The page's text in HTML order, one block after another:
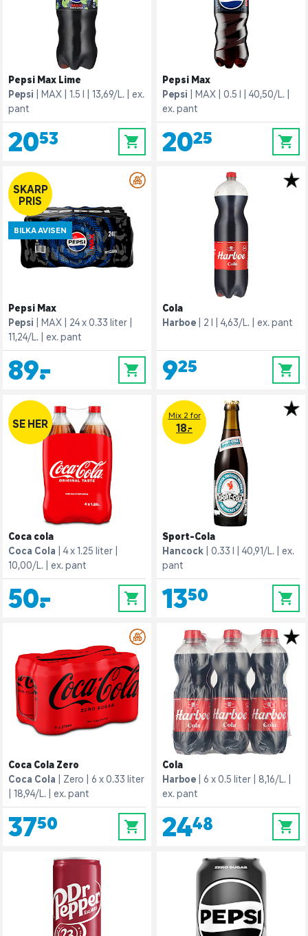
Pepsi Max Lime
Pepsi
MAX 1.5 l 13,69/L.
ex.
pant
20,53 0
Pepsi Max
Pepsi
MAX 0.5 l
40,50/L.
ex. pant
20,25 0
SKARP
PRIS
BILKA AVISEN
Pepsi Max
Pepsi
MAX
24 x 0.33 liter
11,24/L.
ex. pant
89,- 0
Cola
Harboe
2 l 4,63/L. ex. pant
9,25 0
SE HER
Coca cola
Coca Cola
4 x 1.25 liter
10,00/L.
ex. pant
50,- 0
Mix 2 for
18.-
Sport-Cola
Hancock
0.33 l 40,91/L.
ex.
pant
13,50 0
Coca Cola Zero
Coca Cola
Zero
6 x 0.33 liter
18,94/L.
ex. pant
37,50 0
Cola
Harboe
6 x 0.5 liter
8,16/L.
ex. pant
24,48 0